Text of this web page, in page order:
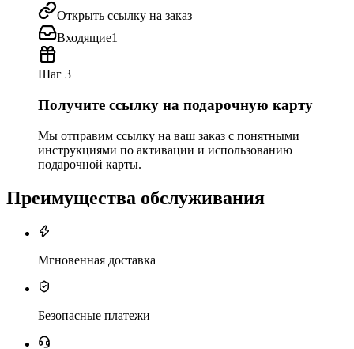
Открыть ссылку на заказ
Входящие1
Шаг 3
Получите ссылку на подарочную карту
Мы отправим ссылку на ваш заказ с понятными
инструкциями по активации и использованию
подарочной карты.
Преимущества обслуживания
Мгновенная доставка
Безопасные платежи